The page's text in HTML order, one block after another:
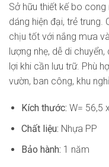
Sở hữu thiết kế bo
dáng hiện đại, trẻ trung.
chịu tốt với nắng mưa
lượng nhẹ, dễ di
lợi khi cần lưu trữ. Phù
vườn, ban công, khu
Kích thước: W= 56,5
Chất liệu: Nhựa PP
Bảo hành: 1 năm